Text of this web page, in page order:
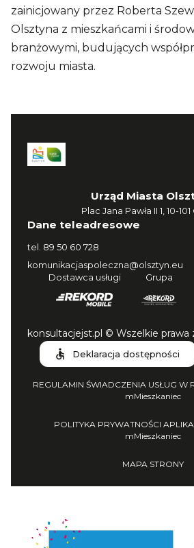
zainicjowany przez Roberta
Olsztyna z mieszkańcami i
branżowymi, budujących
rozwoju miasta.
Urząd Miasta
Plac Jana Pawła II 1, 10-
Dane teleadresowe
tel. 89 50 60 728
komunikacjaspoleczna@olsztyn.eu
Dostawca usługi
Grupa
konsultacjejst.pl © Wszelkie prawa
Deklaracja dostępności
REGULAMIN ŚWIADCZENIA USŁUG W
mMieszkaniec
POLITYKA PRYWATNOŚCI
mMieszkaniec
MAPA STRONY